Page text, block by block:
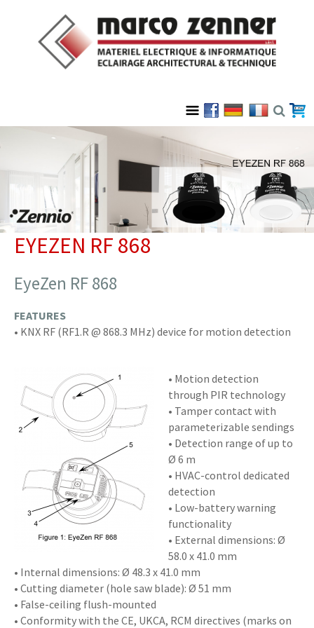
EYEZEN RF 868
EyeZen RF 868
FEATURES
• KNX RF (RF1.R @ 868.3 MHz) device for motion detection
• Motion detection
through PIR technology
• Tamper contact with
parameterizable sendings
• Detection range of up to
Ø 6 m
• HVAC-control dedicated
detection
• Low-battery warning
functionality
• External dimensions: Ø
58.0 x 41.0 mm
• Internal dimensions: Ø 48.3 x 41.0 mm
• Cutting diameter (hole saw blade): Ø 51 mm
• False-ceiling flush-mounted
• Conformity with the CE, UKCA, RCM directives (marks on